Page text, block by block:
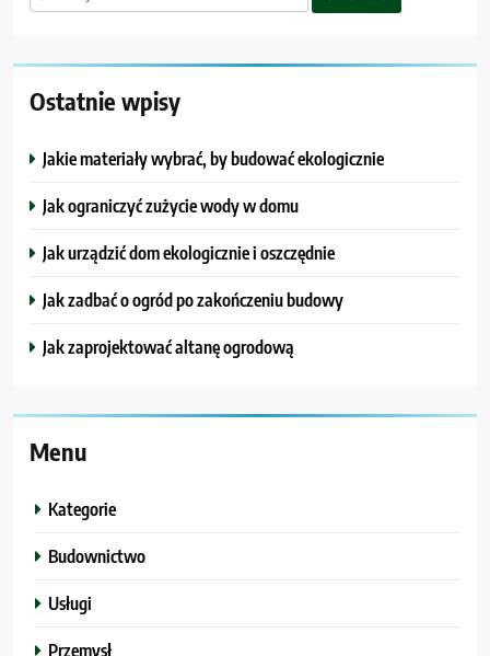
Ostatnie wpisy
Jakie materiały wybrać, by budować ekologicznie
Jak ograniczyć zużycie wody w domu
Jak urządzić dom ekologicznie i oszczędnie
Jak zadbać o ogród po zakończeniu budowy
Jak zaprojektować altanę ogrodową
Menu
Kategorie
Budownictwo
Usługi
Przemysł